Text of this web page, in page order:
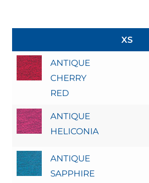
XS
ANTIQUE
CHERRY
RED
ANTIQUE
HELICONIA
ANTIQUE
SAPPHIRE